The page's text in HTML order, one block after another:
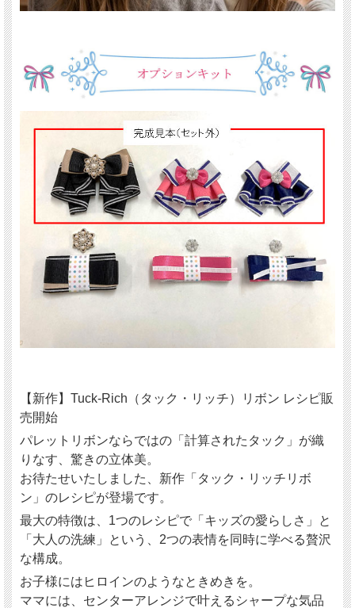
【新作】Tuck-Rich（タック・リッチ）リボン レシピ販
売開始
パレットリボンならではの「計算されたタック」が織
りなす、驚きの立体美。
お待たせいたしました、新作「タック・リッチリボ
ン」のレシピが登場です。
最大の特徴は、1つのレシピで「キッズの愛らしさ」と
「大人の洗練」という、2つの表情を同時に学べる贅沢
な構成。
お子様にはヒロインのようなときめきを。
ママには、センターアレンジで叶えるシャープな気品